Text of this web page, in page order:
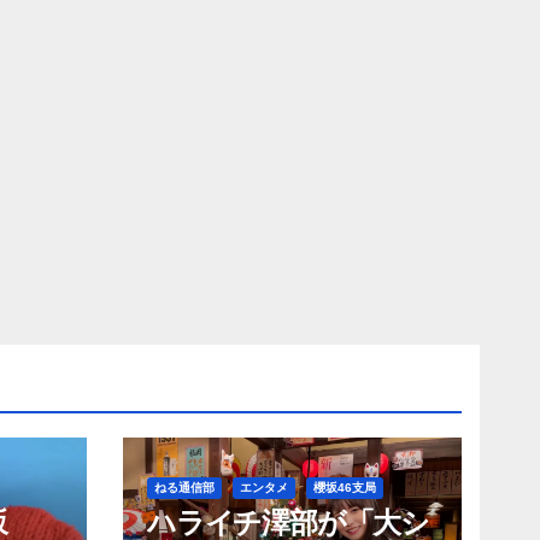
ねる通信部 エンタメ 櫻坂46支局
ハライチ澤部が「大シ